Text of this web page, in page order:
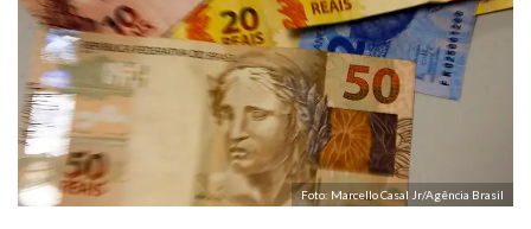
Foto: Marcello Casal Jr/Agência Brasil